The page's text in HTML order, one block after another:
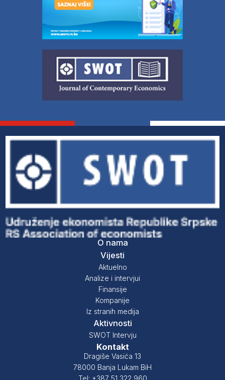
O nama
Vijesti
Aktuelno
Analize i intervjui
Finansije
Kompanije
Iz stranih medija
Aktivnosti
SWOT Intervju
Kontakt
Dragiše Vasića 13
78000 Banja Lukam BiH